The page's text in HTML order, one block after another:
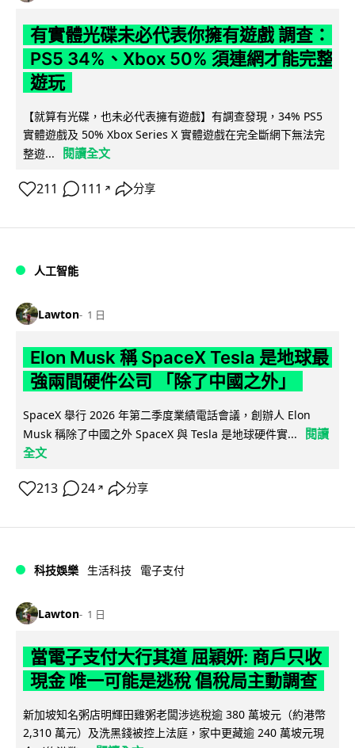
有實體光碟未必代表你擁有遊戲 調查：
PS5 34%、Xbox 50% 須連網才能完整
遊玩
【就算有光碟，也未必代表擁有遊戲】有調查發現，34% PS5
實體遊戲及 50% Xbox Series X 實體遊戲在完全斷網下無法完
整遊...
閱讀全文
211 111 ↗ 分享
人工智能
Lawton 1 日
Elon Musk 稱 SpaceX Tesla 是地球最
強兩間硬件公司 「除了中國之外」
SpaceX 舉行 2026 年第二季度業績電話會議，創辦人 Elon
Musk 稱除了中國之外 SpaceX 與 Tesla 是地球硬件實...
閱讀
全文
213 24 ↗ 分享
科技娛樂 生活科技 電子支付
Lawton 1 日
當電子支付大行其道 屈穎妍: 商戶只收
現金 唯一可能是逃稅 倡稅局主動調查
新加坡知名粥店明輝田雞粥老闆涉逃稅逾 380 萬坡元（約港幣
2,310 萬元）及洗黑錢被控上法庭，家中更藏逾 240 萬坡元現